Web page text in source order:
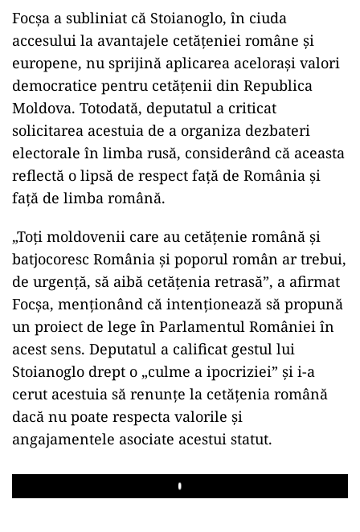
Focșa a subliniat că Stoianoglo, în ciuda
accesului la avantajele cetățeniei române și
europene, nu sprijină aplicarea acelorași valori
democratice pentru cetățenii din Republica
Moldova. Totodată, deputatul a criticat
solicitarea acestuia de a organiza dezbateri
electorale în limba rusă, considerând că aceasta
reflectă o lipsă de respect față de România și
față de limba română.
„Toți moldovenii care au cetățenie română și
batjocoresc România și poporul român ar trebui,
de urgență, să aibă cetățenia retrasă”, a afirmat
Focșa, menționând că intenționează să propună
un proiect de lege în Parlamentul României în
acest sens. Deputatul a calificat gestul lui
Stoianoglo drept o „culme a ipocriziei” și i-a
cerut acestuia să renunțe la cetățenia română
dacă nu poate respecta valorile și
angajamentele asociate acestui statut.
Play